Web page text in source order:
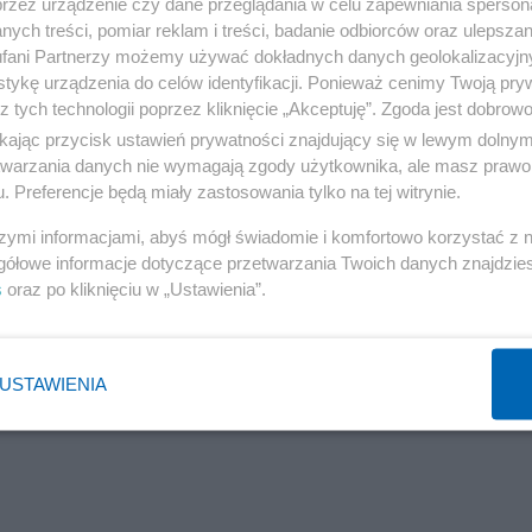
Reklama
helikopter, który wylądował malowniczo po
poprzez swoje okno, nie wiadomo jeszcze
nim pragnął kontaktu bezpośredniego, został
na skutek ran zadanych sobie, albo Polizei mu
zostawił w windzie, co przeraziło moją,
co się tutaj dzisiaj odpier#ala.
treści, pomiar reklam i treści, badanie odbiorców oraz
Partnerzy możemy używać dokładnych danych
urządzenia do celów identyfikacji. Ponieważ cenimy Twoją
tych technologii poprzez kliknięcie „Akceptuję”. Zgoda jest
przycisk ustawień prywatności znajdujący się w lewym
danych nie wymagają zgody użytkownika, ale masz
Preferencje będą miały zastosowania tylko na tej witrynie.
informacjami, abyś mógł świadomie i komfortowo korzystać z
informacje dotyczące przetwarzania Twoich danych
oraz po kliknięciu w „Ustawienia”.
USTAWIENIA